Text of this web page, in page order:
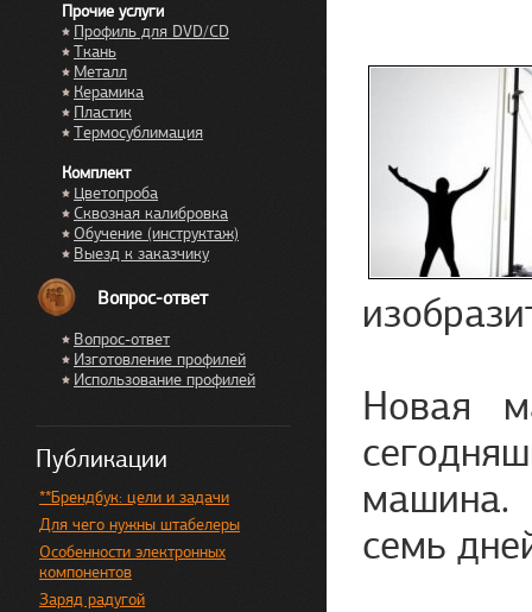
Прочие услуги
Профиль для DVD/CD
Ткань
Металл
Керамика
Пластик
Термосублимация
Комплект
Цветопроба
Сквозная калибровка
Обучение (инструктаж)
Выезд к заказчику
Вопрос-ответ
Вопрос-ответ
Изготовление профилей
Использование профилей
Публикации
**Брендбук: цели и задачи
Для чего нужны штабелеры
Особенности электронных
компонентов
Заряд радугой
Новая
машина.
семь